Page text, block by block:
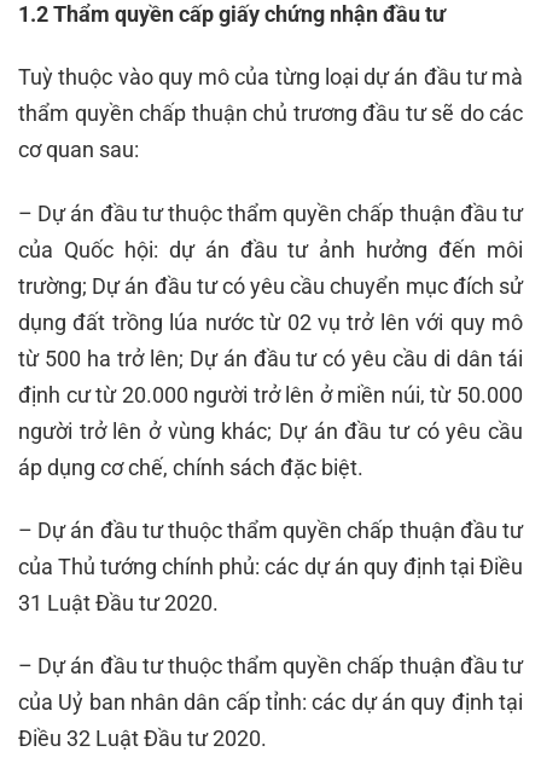
1.2 Thẩm quyền cấp giấy chứng nhận đầu tư
Tuỳ thuộc vào quy mô của từng loại dự án đầu tư mà
thẩm quyền chấp thuận chủ trương đầu tư sẽ do các
cơ quan sau:
– Dự án đầu tư thuộc thẩm quyền chấp thuận đầu tư
của Quốc hội: dự án đầu tư ảnh hưởng đến môi
trường; Dự án đầu tư có yêu cầu chuyển mục đích sử
dụng đất trồng lúa nước từ 02 vụ trở lên với quy mô
từ 500 ha trở lên; Dự án đầu tư có yêu cầu di dân tái
định cư từ 20.000 người trở lên ở miền núi, từ 50.000
người trở lên ở vùng khác; Dự án đầu tư có yêu cầu
áp dụng cơ chế, chính sách đặc biệt.
– Dự án đầu tư thuộc thẩm quyền chấp thuận đầu tư
của Thủ tướng chính phủ: các dự án quy định tại Điều
31 Luật Đầu tư 2020.
– Dự án đầu tư thuộc thẩm quyền chấp thuận đầu tư
của Uỷ ban nhân dân cấp tỉnh: các dự án quy định tại
Điều 32 Luật Đầu tư 2020.